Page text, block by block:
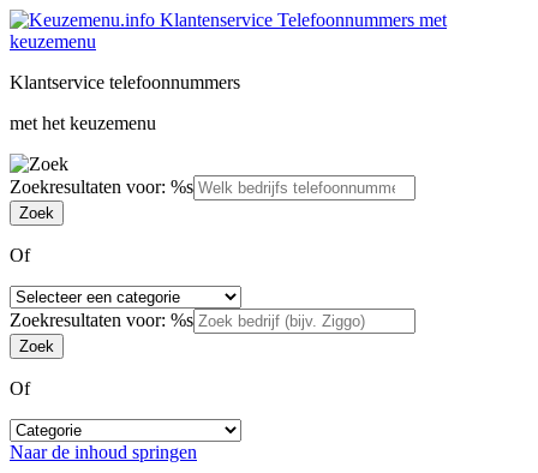
Klantservice telefoonnummers
met het keuzemenu
Zoekresultaten voor: %s
Of
Zoekresultaten voor: %s
Of
Naar de inhoud springen